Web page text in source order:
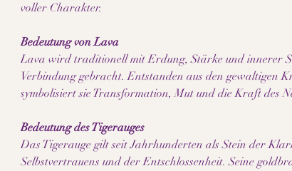
voller Charakter.
Bedeutung von Lava
Lava wird traditionell mit Erdung, Stärke und innerer
Verbindung gebracht. Entstanden aus den gewaltigen
symbolisiert sie Transformation, Mut und die Kraft des
Bedeutung des Tigerauges
Das Tigerauge gilt seit Jahrhunderten als Stein der
Selbstvertrauens und der Entschlossenheit. Seine